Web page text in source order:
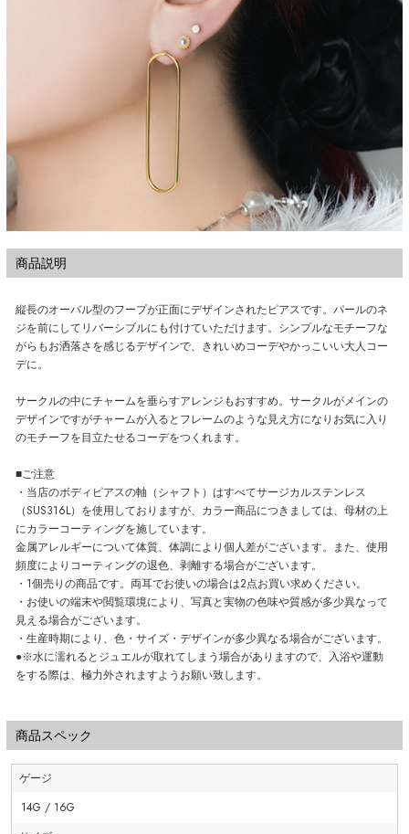
商品説明
縦長のオーバル型のフープが正面にデザインされたピアスです。パールのネ
ジを前にしてリバーシブルにも付けていただけます。シンプルなモチーフな
がらもお洒落さを感じるデザインで、きれいめコーデやかっこいい大人コー
デに。
サークルの中にチャームを垂らすアレンジもおすすめ。サークルがメインの
デザインですがチャームが入るとフレームのような見え方になりお気に入り
のモチーフを目立たせるコーデをつくれます。
■ご注意
・当店のボディピアスの軸（シャフト）はすべてサージカルステンレス
（SUS316L）を使用しておりますが、カラー商品につきましては、母材の上
にカラーコーティングを施しています。
金属アレルギーについて体質、体調により個人差がございます。また、使用
頻度によりコーティングの退色、剥離する場合がございます。
・1個売りの商品です。両耳でお使いの場合は2点お買い求めください。
・お使いの端末や閲覧環境により、写真と実物の色味や質感が多少異なって
見える場合がございます。
・生産時期により、色・サイズ・デザインが多少異なる場合がございます。
●※水に濡れるとジュエルが取れてしまう場合がありますので、入浴や運動
をする際は、極力外されますようお願い致します。
商品スペック
ゲージ
14G / 16G